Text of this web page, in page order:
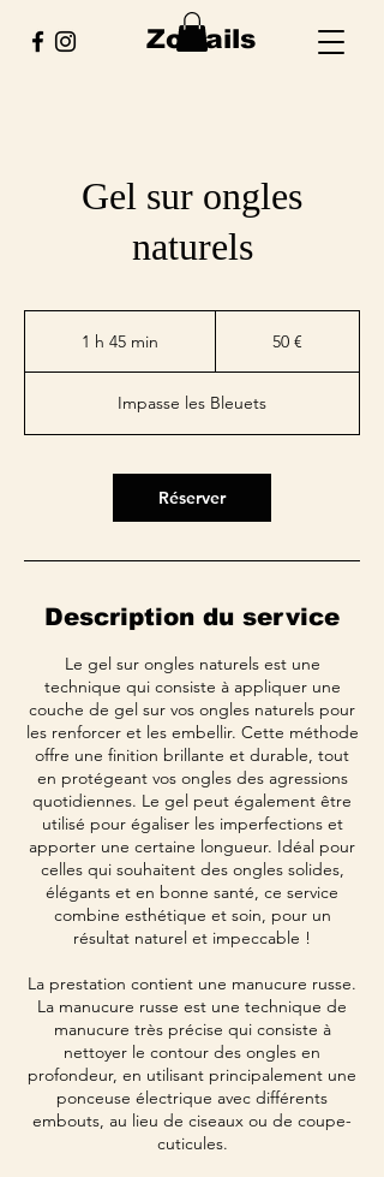
ZoNails
Gel sur ongles
naturels
1 h 45 min
m
i
50 €
Impasse les Bleuets
Réserver
Description du service
Le gel sur ongles naturels est une
technique qui consiste à appliquer une
couche de gel sur vos ongles naturels pour
les renforcer et les embellir. Cette méthode
offre une finition brillante et durable, tout
en protégeant vos ongles des agressions
quotidiennes. Le gel peut également être
utilisé pour égaliser les imperfections et
apporter une certaine longueur. Idéal pour
celles qui souhaitent des ongles solides,
élégants et en bonne santé, ce service
combine esthétique et soin, pour un
résultat naturel et impeccable !
La prestation contient une manucure russe.
La manucure russe est une technique de
manucure très précise qui consiste à
nettoyer le contour des ongles en
profondeur, en utilisant principalement une
ponceuse électrique avec différents
embouts, au lieu de ciseaux ou de coupe-
cuticules.